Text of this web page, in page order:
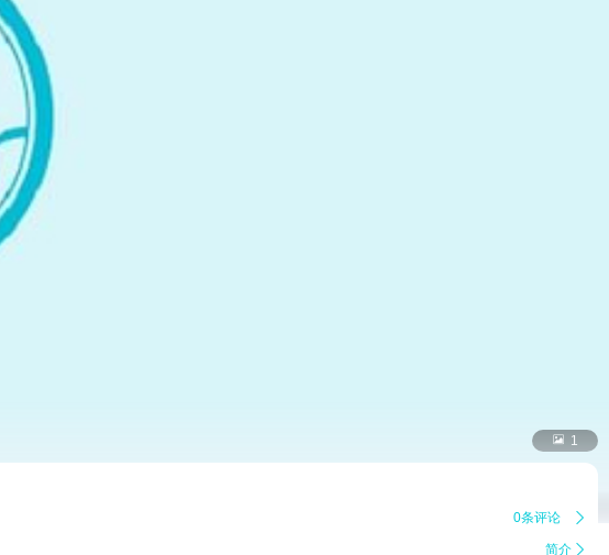
 1
0条评论 
简介 